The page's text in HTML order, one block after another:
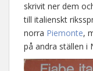
skrivit ner dem
till italienskt
norra Piemonte,
på andra ställen i